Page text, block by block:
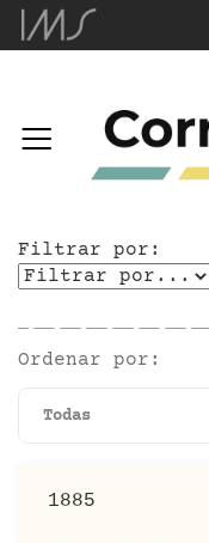
Filtrar por:
Ordenar por:
1885